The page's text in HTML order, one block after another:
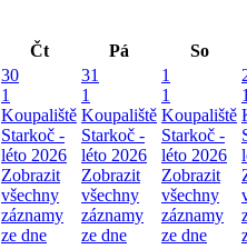
Čt Pá
So
30
1
Koupaliště
Starkoč -
léto 2026
Zobrazit
všechny
záznamy
ze dne
31
1
Koupaliště
Starkoč -
léto 2026
Zobrazit
všechny
záznamy
ze dne
1
1
Koupaliště
Starkoč -
léto 2026
Zobrazit
všechny
záznamy
ze dne